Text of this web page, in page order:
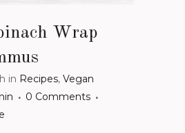
Wrap
in Recipes, Vegan
0 Comments